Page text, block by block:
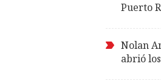
Puerto
Nolan
abrió